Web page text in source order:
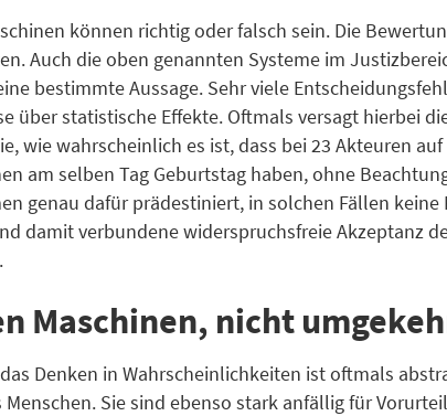
können richtig oder falsch sein. Die
Auch die oben genannten Systeme im
bestimmte Aussage. Sehr viele
über statistische Effekte. Oftmals versagt hierbei
wie wahrscheinlich es ist, dass bei 23 Akteuren
am selben Tag Geburtstag haben, ohne
genau dafür prädestiniert, in solchen Fällen
damit verbundene widerspruchsfreie Akzeptanz
Maschinen, nicht
Denken in Wahrscheinlichkeiten ist oftmals
Menschen. Sie sind ebenso stark anfällig für